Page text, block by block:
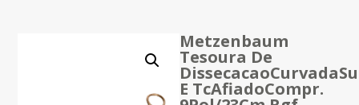
Metzenbaum
Tesoura De
E TcAfiadoCompr.